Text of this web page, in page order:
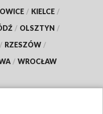
/ KIELCE /
/ OLSZTYN /
/ RZESZÓW /
/ WROCŁAW